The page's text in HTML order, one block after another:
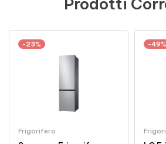
Prodotti
-23%
Frigorifero
-49%